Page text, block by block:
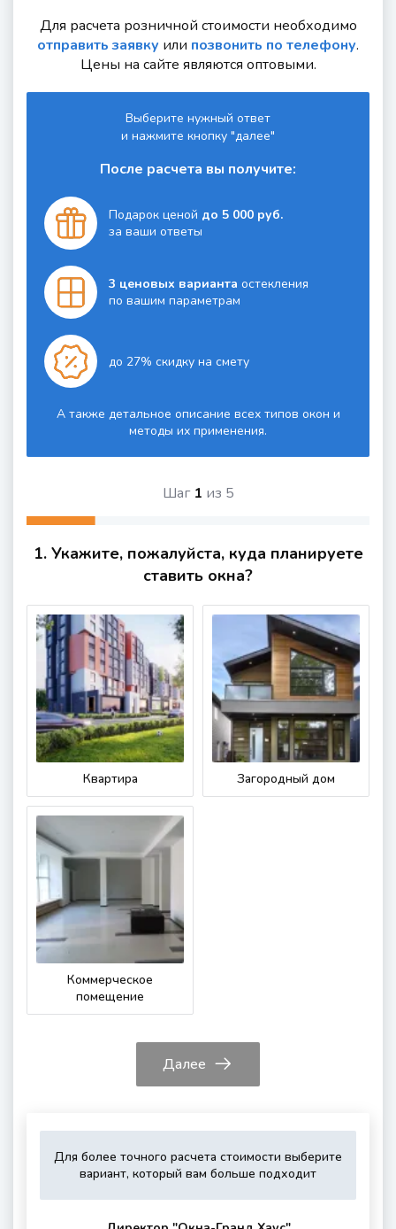
Для расчета розничной стоимости необходимо
отправить заявку или позвонить по телефону.
Цены на сайте являются оптовыми.
Выберите нужный ответ
и нажмите кнопку "далее"
После расчета вы получите:
Подарок ценой до 5 000 руб.
за ваши ответы
3 ценовых вариантаостекления
по вашим параметрам
до 27% скидку на смету
А также детальное описание всех типов окон и
методы их применения.
Шаг 1 из 5
1. Укажите, пожалуйста, куда планируете
ставить окна?
Квартира Загородный дом
Коммерческое
помещение
Далее
Для более точного расчета стоимости выберите
вариант, который вам больше подходитУкажите,
Выберите,
Это
Укажите